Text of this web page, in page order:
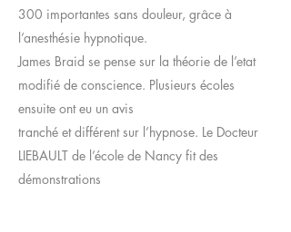
300 importantes sans douleur, grâce à
l’anesthésie hypnotique.
James Braid se pense sur la théorie de l’etat
modifié de conscience. Plusieurs écoles
ensuite ont eu un avis
tranché et différent sur l’hypnose. Le Docteur
LIEBAULT de l’école de Nancy fit des
démonstrations